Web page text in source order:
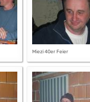
Miezi 40er Feier